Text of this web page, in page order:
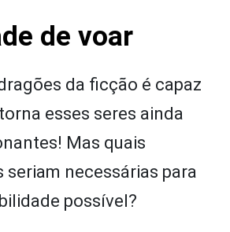
de voar
da ficção é capaz
esses seres ainda
Mas quais
necessárias para
possível?